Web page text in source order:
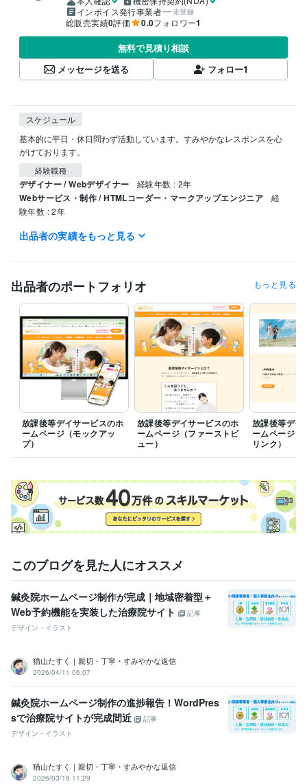
インボイス発行事業者
未登録
総販売実績0評価 0.0フォロワー1
無料で見積り相談
メッセージを送る
フォロー1
スケジュール
基本的に平日・休日問わず活動しています。すみやかなレスポンスを心
がけております。
経験職種
デザイナー / Webデザイナー 経験年数 : 2年
Webサービス・制作 / HTMLコーダー・マークアップエンジニア
経
験年数 : 2年
資格・検定
情報セキュリティマネジメント 取得年 : 2021年
保育士
プログラミング言語・フレームワーク
CSS:3年HTML:3年JavaScript:2年
ビジネス・クリエイティブツール
Adobe Photoshop:2年CLIP STUDIO PAINT:2年WordPress:2年
得意分野
Web制作・HP作成・EC構築 ホームページ制作
LP（ランディング
ページ）制作
バナー制作
Webデザイン ホームページ制作 LP制作 バナー制作
出品者の実績をもっと見る
出品者のポートフォリオ もっと見る
放課後等デイサービスのホ
ームページ（モックアッ
プ）
放課後等デイサービスのホ
ームページ（ファーストビ
ュー）
放課後等デイ
ームページ（
リンク）
このブログを見た人にオススメ
鍼灸院ホームページ制作が完成｜地域密着型＋
Web予約機能を実装した治療院サイト
記事
デザイン・イラスト
猫山たすく｜親切・丁寧・すみやかな返信
2026/04/11 06:07
鍼灸院ホームページ制作の進捗報告！WordPres
sで治療院サイトが完成間近
記事
デザイン・イラスト
猫山たすく｜親切・丁寧・すみやかな返信
2026/03/16 11:29